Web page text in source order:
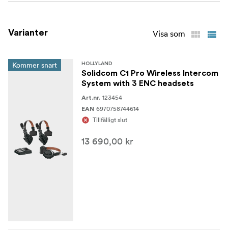
Bakåtkompatibilitet
Kaskadkoppling av tre system
ANNOUNCE-funktion
Överföringsområde
350 m (1 100 fot) LOS
Varianter Visa som
Kommer snart HOLLYLAND
Solidcom C1 Pro Wireless Intercom
System with 3 ENC headsets
Art.nr. 123454
EAN 6970758744614
Tillfälligt slut
13 690,00 kr